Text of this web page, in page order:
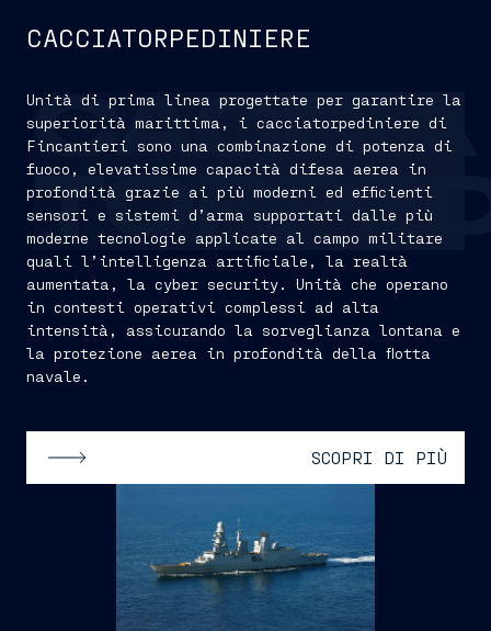
CACCIA
CACCIATORPEDINIERE
Unità di prima linea progettate per garantire la
superiorità marittima, i cacciatorpediniere di
Fincantieri sono una combinazione di potenza di
fuoco, elevatissime capacità difesa aerea in
profondità grazie ai più moderni ed efficienti
sensori e sistemi d’arma supportati dalle più
moderne tecnologie applicate al campo militare
quali l’intelligenza artificiale, la realtà
aumentata, la cyber security. Unità che operano
in contesti operativi complessi ad alta
intensità, assicurando la sorveglianza lontana e
la protezione aerea in profondità della flotta
navale.
SCOPRI DI PIÙ